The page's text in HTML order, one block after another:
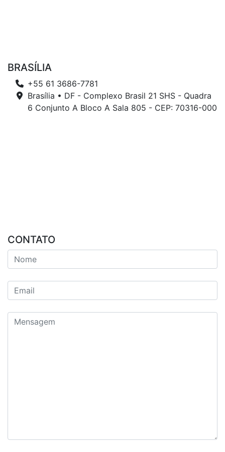
BRASÍLIA
+55 61 3686-7781
Brasília • DF - Complexo Brasil 21 SHS - Quadra
6 Conjunto A Bloco A Sala 805 - CEP: 70316-000
CONTATO